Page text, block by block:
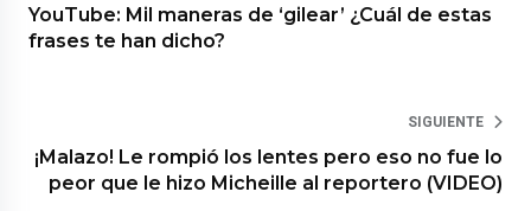
YouTube: Mil maneras de ‘gilear’ ¿Cuál de estas
frases te han dicho?
SIGUIENTE
¡Malazo! Le rompió los lentes pero eso no fue lo
peor que le hizo Micheille al reportero (VIDEO)